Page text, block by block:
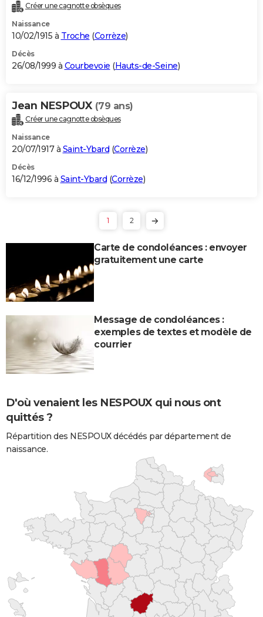
Créer une cagnotte obsèques
Naissance
10/02/1915 à Troche (Corrèze)
Décès
26/08/1999 à Courbevoie (Hauts-de-Seine)
Jean NESPOUX (79 ans)
Créer une cagnotte obsèques
Naissance
20/07/1917 à Saint-Ybard (Corrèze)
Décès
16/12/1996 à Saint-Ybard (Corrèze)
1 2
Carte de condoléances : envoyer
gratuitement une carte
Message de condoléances :
exemples de textes et modèle de
courrier
D'où venaient les NESPOUX qui nous ont
quittés ?
Répartition des NESPOUX décédés par département de
naissance.